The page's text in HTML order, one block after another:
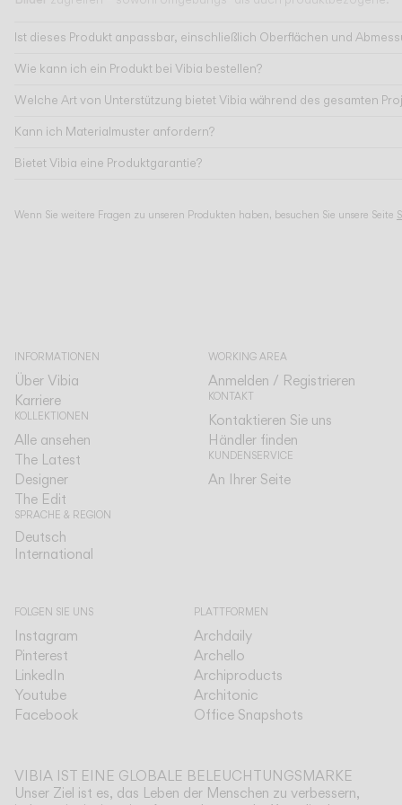
Ist dieses Produkt anpassbar, einschließlich Oberflächen und
Wie kann ich ein Produkt bei Vibia bestellen?
Welche Art von Unterstützung bietet Vibia während des gesamten
Kann ich Materialmuster anfordern?
Bietet Vibia eine Produktgarantie?
Wenn Sie weitere Fragen zu unseren Produkten haben, besuchen Sie unsere Seite
INFORMATIONEN
Über Vibia
Karriere
KOLLEKTIONEN
Alle ansehen
The Latest
Designer
The Edit
SPRACHE & REGION
Deutsch
International
WORKING AREA
Anmelden / Registrieren
KONTAKT
Kontaktieren Sie uns
Händler finden
KUNDENSERVICE
An Ihrer Seite
FOLGEN SIE UNS
Instagram
Pinterest
LinkedIn
Youtube
Facebook
PLATTFORMEN
Archdaily
Archello
Archiproducts
Architonic
Office Snapshots
VIBIA IST EINE GLOBALE BELEUCHTUNGSMARKE
Unser Ziel ist es, das Leben der Menschen zu verbessern,